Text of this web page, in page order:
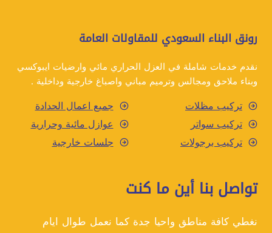
رونق البناء السعودي للمقاولات العامة
نقدم خدمات شاملة في العزل الحراري مائي وارضيات ايبوكسي
وبناء ملاحق ومجالس وترميم مباني واصباغ خارجية وداخلية .
تركيب مظلات
جميع اعمال الحدادة
تركيب سواتر
عوازل مائية وحرارية
تركيب برجولات
جلسات خارجية
تواصل بنا أين ما كنت
نغطي كافة مناطق واحيا جدة كما نعمل طوال ايام